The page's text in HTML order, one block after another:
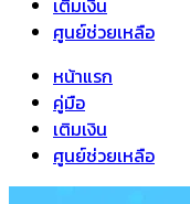
เติมเงิน
ศูนย์ช่วยเหลือ
หน้าแรก
คู่มือ
เติมเงิน
ศูนย์ช่วยเหลือ